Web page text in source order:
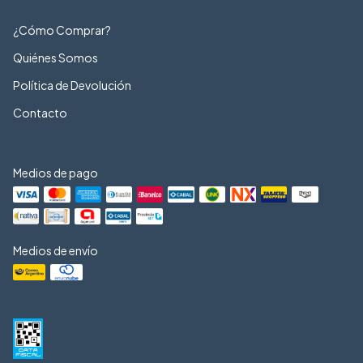
¿Cómo Comprar?
Quiénes Somos
Política de Devolución
Contacto
Medios de pago
Medios de envío